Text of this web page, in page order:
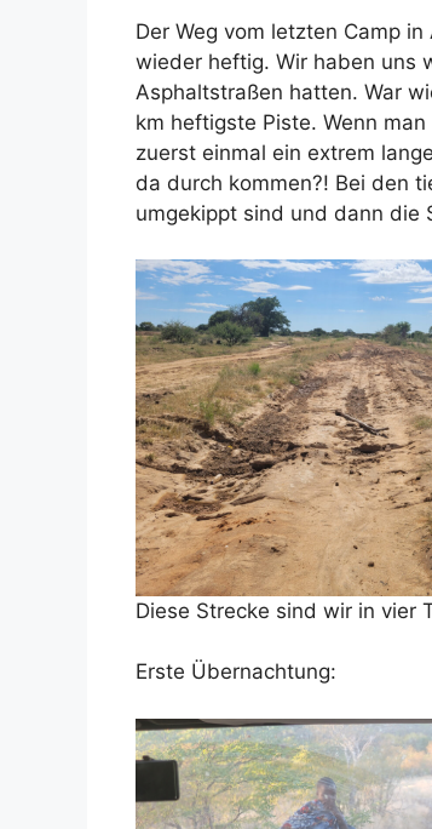
Der Weg vom letzten Camp
wieder heftig. Wir haben uns
Asphaltstraßen hatten. War
km heftigste Piste. Wenn
zuerst einmal ein extrem
da durch kommen?! Bei den
umgekippt sind und dann die
Diese Strecke sind wir in vier
Erste Übernachtung: